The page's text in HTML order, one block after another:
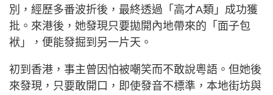
別，經歷多番波折後，最終透過「高才A類」成功獲
批。來港後，她發現只要拋開內地帶來的「面子包
袱」，便能發掘到另一片天。
初到香港，事主曾因怕被嘲笑而不敢說粵語。但她後
來發現，只要敢開口，即使發音不標準，本地街坊與